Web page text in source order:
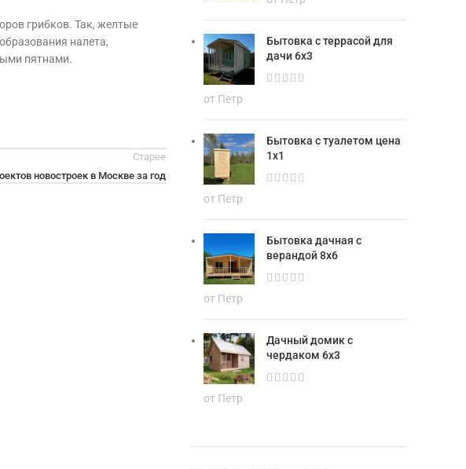
грибков. Так, желтые
налета,
пятнами.
Старее
новостроек в Москве за год
Бытовка с террасой для
дачи 6х3
от Петр
Бытовка с туалетом цена
1х1
от Петр
Бытовка дачная с
верандой 8х6
от Петр
Дачный домик с
чердаком 6х3
от Петр